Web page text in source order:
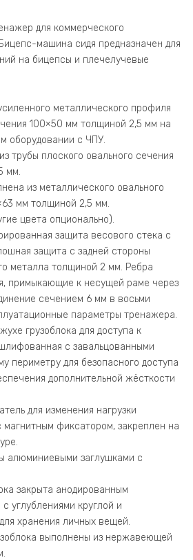
для коммерческого
машина сидя предназначен для
на бицепсы и плечелучевые
металлического профиля
100×50 мм толщиной 2,5 мм на
оборудовании с ЧПУ.
трубы плоского овального сечения
мм.
из металлического овального
мм толщиной 2,5 мм.
цвета опционально).
защита весового стека с
защита с задней стороны
металла толщиной 2 мм. Ребра
примыкающие к несущей раме через
сечением 6 мм в восьми
параметры тренажера.
грузоблока для доступа к
с завальцованными
периметру для безопасного доступа
дополнительной жёсткости
для изменения нагрузки
фиксатором, закреплен на
алюминиевыми заглушками с
закрыта анодированным
углублениями круглой и
хранения личных вещей.
выполнены из нержавеющей